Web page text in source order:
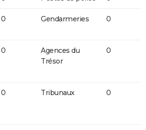
0 Gendarmeries 0
0
Agences du
Trésor
0
0 Tribunaux 0